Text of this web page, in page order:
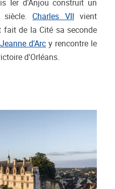
Ier d'Anjou construit un
Charles VII vient
fait de la Cité sa seconde
Jeanne d'Arc y rencontre le
d'Orléans.